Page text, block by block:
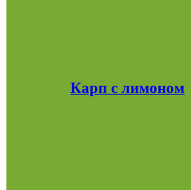
Карп с лимоном